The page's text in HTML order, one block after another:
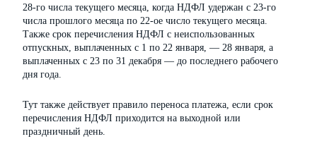
28-го числа текущего месяца, когда НДФЛ удержан с 23-го
числа прошлого месяца по 22-ое число текущего месяца.
Также срок перечисления НДФЛ с неиспользованных
отпускных, выплаченных с 1 по 22 января, — 28 января, а
выплаченных с 23 по 31 декабря — до последнего рабочего
дня года.
Тут также действует правило переноса платежа, если срок
перечисления НДФЛ приходится на выходной или
праздничный день.